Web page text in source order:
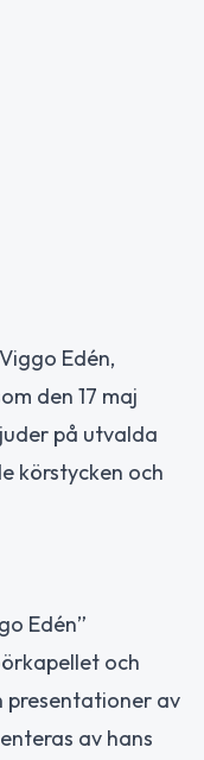
Edén,
den 17 maj
på utvalda
körstycken och
Edén”
och
presentationer av
av hans